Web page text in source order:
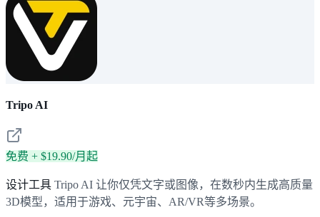
Tripo AI
免费 + $19.90/月起
设计工具 Tripo AI 让你仅凭文字或图像，在数秒内生成高质量
3D模型，适用于游戏、元宇宙、AR/VR等多场景。